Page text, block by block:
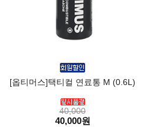
[옵티머스]택티컬 연료통 M (0.6L)
40,000
40,000원